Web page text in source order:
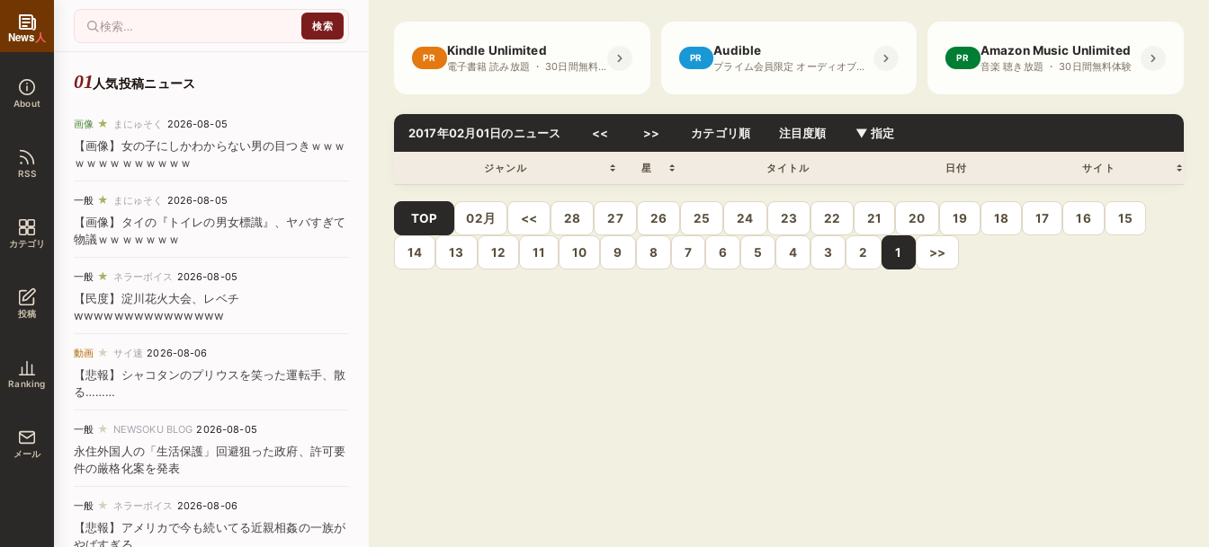
News人
About
RSS
カテゴリ
投稿
Ranking
メール
人気投稿ニュース
画像 ★ まにゅそく 2026-08-05
【画像】女の子にしかわからない男の目つきｗｗｗ
ｗｗｗｗｗｗｗｗｗｗ
一般 ★ まにゅそく 2026-08-05
【画像】タイの『トイレの男女標識』、ヤバすぎて
物議ｗｗｗｗｗｗｗ
一般 ★ ネラーボイス 2026-08-05
【民度】淀川花火大会、レベチ
wwwwwwwwwwwwwww
動画 ★ サイ速 2026-08-06
【悲報】シャコタンのプリウスを笑った運転手、散
る………
一般 ★ NEWSOKU BLOG 2026-08-05
永住外国人の「生活保護」回避狙った政府、許可要
件の厳格化案を発表
一般 ★ ネラーボイス 2026-08-06
【悲報】アメリカで今も続いてる近親相姦の一族が
PR Kindle Unlimited
電子書籍 読み放題 ・ 30日間無料体験
PR Audible
プライム会員限定 オーディオブック ・ 30日間無料体験
PR Amazon Music Unlimited
音楽 聴き放題 ・ 30日間無料体験
2017年02月01日のニュース << >> カテゴリ順 注目度順 ▼ 指定
ジャンル 星 タイトル 日付 サイト
TOP 02月 << 28 27 26 25 24 23 22 21 20 19 18 17 16 15
14 13 12 11 10 9 8 7 6 5 4 3 2 1 >>